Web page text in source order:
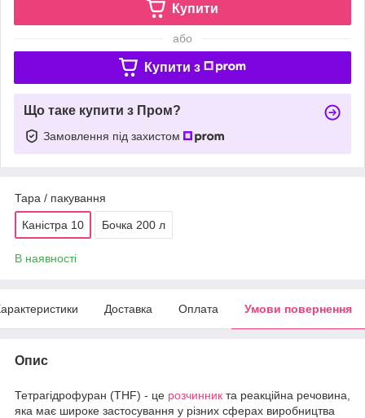
Купити
або
Купити з
Що таке купити з Пром?
Замовлення під захистом
Тара / пакування
Каністра 10 Бочка 200 л
В наявності
Доставка Оплата Умови повернення
Опис
Тетрагідрофуран (THF) - це розчинник та реакційна речовина,
яка має широке застосування у різних сферах виробництва